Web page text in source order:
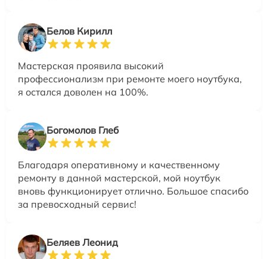
Белов Кирилл
Мастерская проявила высокий
профессионализм при ремонте моего ноутбука,
я остался доволен на 100%.
Богомолов Глеб
Благодаря оперативному и качественному
ремонту в данной мастерской, мой ноутбук
вновь функционирует отлично. Большое спасибо
за превосходный сервис!
Беляев Леонид